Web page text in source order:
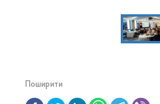
Поширити